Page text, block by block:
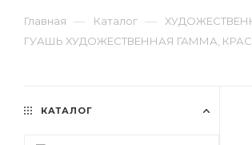
Главная — Каталог —
ГУАШЬ ХУДОЖЕСТВЕННАЯ ГАММА,
КАТАЛОГ